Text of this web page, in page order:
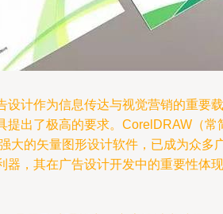
设计作为信息传达与视觉营销的重要载
提出了极高的要求。CorelDRAW（常
大的矢量图形设计软件，已成为众多
器，其在广告设计开发中的重要性体现